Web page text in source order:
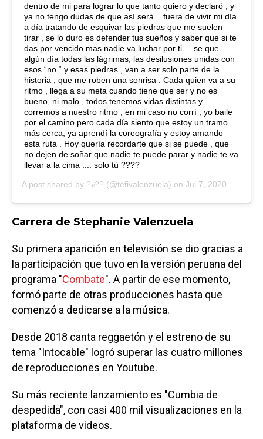
dentro de mi para lograr lo que tanto quiero y declaró , y
ya no tengo dudas de que así será... fuera de vivir mi día
a día tratando de esquivar las piedras que me suelen
tirar , se lo duro es defender tus sueños y saber que si te
das por vencido mas nadie va luchar por ti ... se que
algún día todas las lágrimas, las desilusiones unidas con
esos “no “ y esas piedras , van a ser solo parte de la
historia , que me roben una sonrisa . Cada quien va a su
ritmo , llega a su meta cuando tiene que ser y no es
bueno, ni malo , todos tenemos vidas distintas y
corremos a nuestro ritmo , en mi caso no corrí , yo baile
por el camino pero cada día siento que estoy un tramo
más cerca, ya aprendí la coreografía y estoy amando
esta ruta . Hoy quería recordarte que si se puede , que
no dejen de soñar que nadie te puede parar y nadie te va
llevar a la cima .... solo tú ????
A post shared by ?ℯ?? (@tefivalenzuela) on Jul 7, 2020 at 6:50pm PDT
Carrera de Stephanie Valenzuela
Su primera aparición en televisión se dio gracias a
la participación que tuvo en la versión peruana del
programa "Combate". A partir de ese momento,
formó parte de otras producciones hasta que
comenzó a dedicarse a la música.
Desde 2018 canta reggaetón y el estreno de su
tema "Intocable" logró superar las cuatro millones
de reproducciones en Youtube.
Su más reciente lanzamiento es "Cumbia de
despedida", con casi 400 mil visualizaciones en la
plataforma de videos.